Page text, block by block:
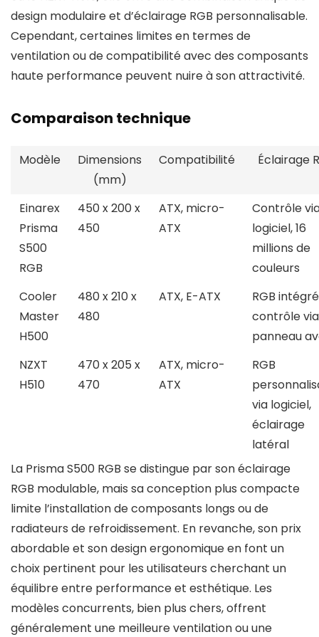
design modulaire et d’éclairage RGB personnalisable.
Cependant, certaines limites en termes de
ventilation ou de compatibilité avec des composants
haute performance peuvent nuire à son attractivité.
Comparaison technique
Modèle
Dimensions
(mm)
Compatibilité Éclairage
Einarex
Prisma
S500
RGB
450 x 200 x
450
ATX, micro-
ATX
Contrôle
logiciel, 16
millions de
couleurs
Cooler
Master
H500
480 x 210 x
480
ATX, E-ATX
RGB
contrôle via
panneau
NZXT
H510
470 x 205 x
470
ATX, micro-
ATX
RGB
via logiciel,
éclairage
latéral
La Prisma S500 RGB se distingue par son éclairage
RGB modulable, mais sa conception plus compacte
limite l’installation de composants longs ou de
radiateurs de refroidissement. En revanche, son prix
abordable et son design ergonomique en font un
choix pertinent pour les utilisateurs cherchant un
équilibre entre performance et esthétique. Les
modèles concurrents, bien plus chers, offrent
généralement une meilleure ventilation ou une